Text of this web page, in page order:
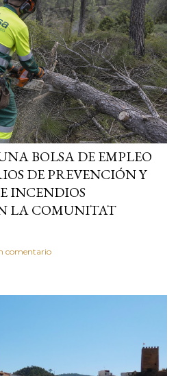
BOLSA DE EMPLEO
DE PREVENCIÓN Y
INCENDIOS
LA COMUNITAT
comentario